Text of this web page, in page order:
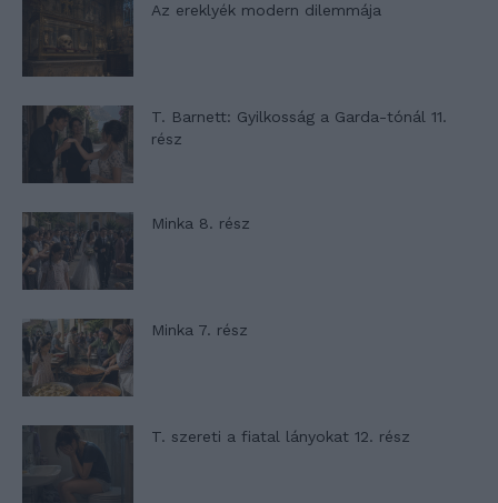
Az ereklyék modern dilemmája
T. Barnett: Gyilkosság a Garda-tónál 11.
rész
Minka 8. rész
Minka 7. rész
T. szereti a fiatal lányokat 12. rész